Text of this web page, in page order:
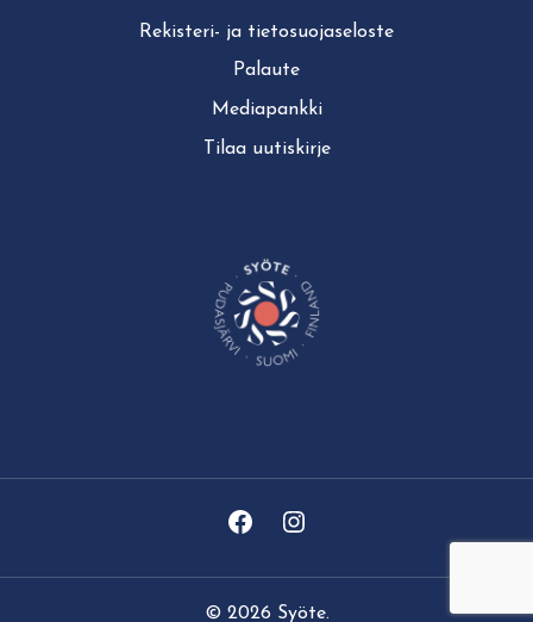
Rekisteri- ja tie­to­suo­ja­se­los­te
Palaute
Mediapankki
Tilaa uutiskirje
© 2026 Syöte.